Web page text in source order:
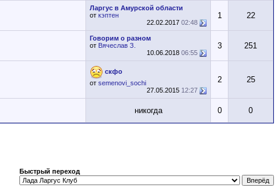
Ларгус в Амурской области
от кэптен
22.02.2017 02:48
1 22
Говорим о разном
от Вячеслав З.
10.06.2018 06:55
3 251
скфо
от semenovi_sochi
27.05.2015 12:27
2 25
никогда 0 0
Быстрый переход